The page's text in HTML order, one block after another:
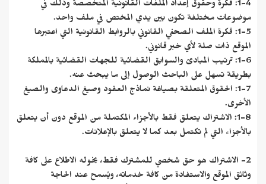
1-4: فكرة وحقوق إعداد الملفات القانونية المتخصصة وذلك في
موضوعات مختلفة تكون بين يدي المختص في ملف واحد.
1-5: فكرة الملف الصحفي القانوني بالروابط القانونية التي اعتبرها
الموقع ذات صلة لأي خبر قانوني.
1-6: ترتيب المبادئ والسوابق القضائية للجهات القضائية بالمملكة
بطريقة تسهل على الباحث الوصول إلى ما يبحث عنه.
1-7: الحقوق المتعلقة بصياغة نماذج العقود وصيغ الدعاوى والصيغ
الأخرى.
1-8: الاشتراك يتعلق فقط بالأجزاء المكتملة من الموقع دون أن يتعلق
بالأجزاء التي لم تكتمل بعد كما لا يتعلق بالإعلانات.
2- الاشتراك هو حق شخصي للمشترك فقط، يخوله الاطلاع على كافة
وثائق الموقع والاستفادة من كافة خدماته، ويُسمح عند الحاجة